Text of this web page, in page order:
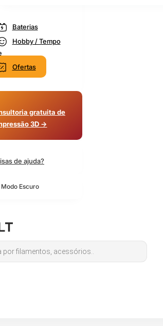
Baterias
Hobby / Tempo
Ofertas
gratuita de
3D →
de ajuda?
Escuro